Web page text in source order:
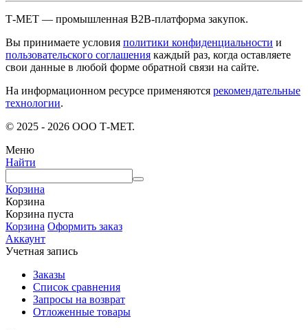
Т-МЕТ — промышленная B2B-платформа закупок.
Вы принимаете условия политики конфиденциальности и
пользовательского соглашения каждый раз, когда оставляете
свои данные в любой форме обратной связи на сайте.
На информационном ресурсе применяются рекомендательные
технологии.
© 2025 - 2026 ООО Т-МЕТ.
Меню
Найти
Корзина
Корзина
Корзина пуста
Корзина Оформить заказ
Аккаунт
Учетная запись
Заказы
Список сравнения
Запросы на возврат
Отложенные товары